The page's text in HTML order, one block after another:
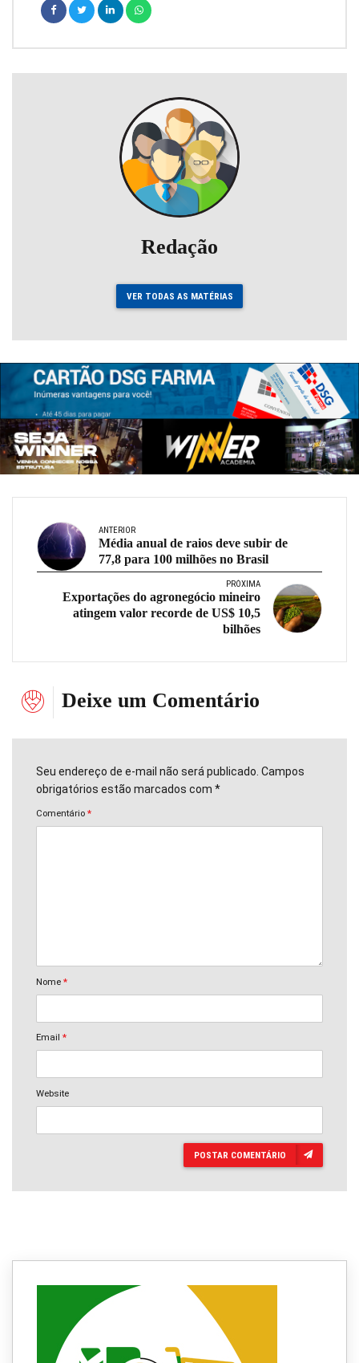
Redação
VER TODAS AS MATÉRIAS
ANTERIOR
Média anual de raios deve subir de
77,8 para 100 milhões no Brasil
PRÓXIMA
Exportações do agronegócio mineiro
atingem valor recorde de US$ 10,5
bilhões
Deixe um Comentário
Seu endereço de e-mail não será publicado. Campos
obrigatórios estão marcados com *
Comentário *
Nome *
Email *
Website
POSTAR COMENTÁRIO